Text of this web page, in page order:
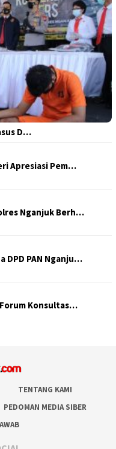
D…
Apresiasi Pem…
Nganjuk Berh…
DPD PAN Nganju…
Konsultas…
TENTANG KAMI
PEDOMAN MEDIA SIBER